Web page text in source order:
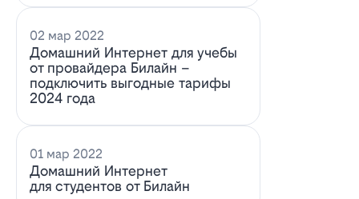
02 мар 2022
Домашний Интернет для учебы
от провайдера Билайн –
подключить выгодные тарифы
2024 года
01 мар 2022
Домашний Интернет
для студентов от Билайн